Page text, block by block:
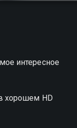
интересное
хорошем HD